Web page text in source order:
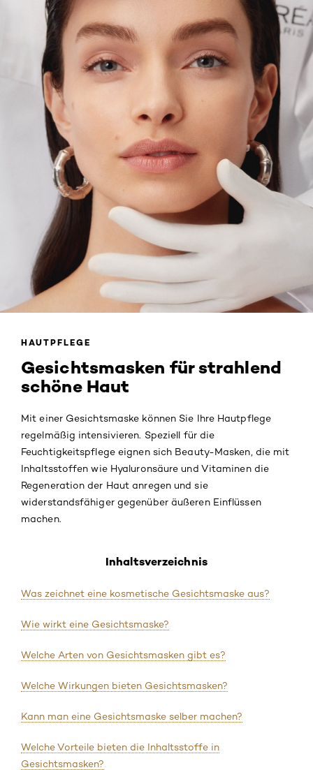
HAUTPFLEGE
Gesichtsmasken für strahlend
schöne Haut
Mit einer Gesichtsmaske können Sie Ihre Hautpflege
regelmäßig intensivieren. Speziell für die
Feuchtigkeitspflege eignen sich Beauty-Masken, die mit
Inhaltsstoffen wie Hyaluronsäure und Vitaminen die
Regeneration der Haut anregen und sie
widerstandsfähiger gegenüber äußeren Einflüssen
machen.
Inhaltsverzeichnis
Was zeichnet eine kosmetische Gesichtsmaske aus?
Wie wirkt eine Gesichtsmaske?
Welche Arten von Gesichtsmasken gibt es?
Welche Wirkungen bieten Gesichtsmasken?
Kann man eine Gesichtsmaske selber machen?
Welche Vorteile bieten die Inhaltsstoffe in
Gesichtsmasken?